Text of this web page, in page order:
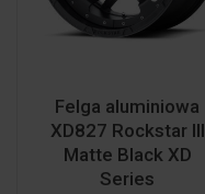
Felga aluminiowa
XD827 Rockstar III
Matte Black XD
Series